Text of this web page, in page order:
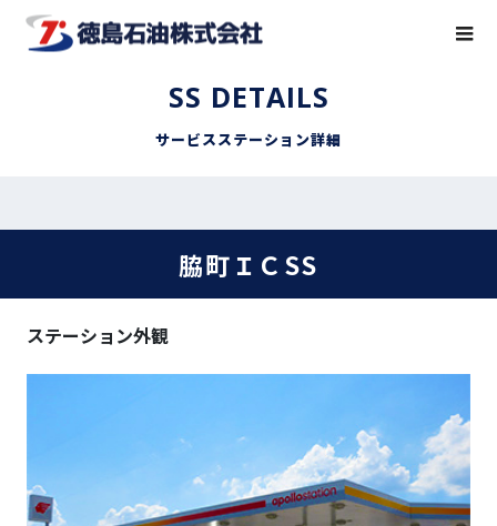
SS DETAILS
サービスステーション詳細
脇町ＩＣSS
ステーション外観